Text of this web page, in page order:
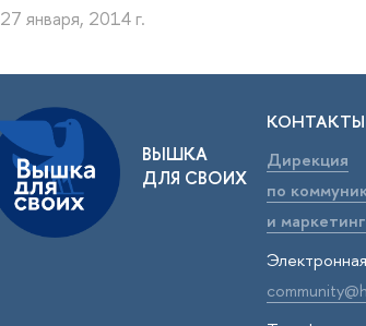
27 января, 2014 г.
ВЫШКА
ДЛЯ СВОИХ
КОНТАКТЫ
Дирекция
по
и